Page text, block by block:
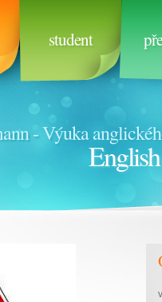
student
- Výuka